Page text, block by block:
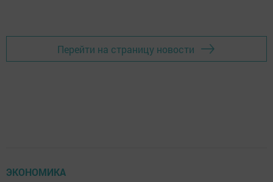
Перейти на страницу новости
ЭКОНОМИКА